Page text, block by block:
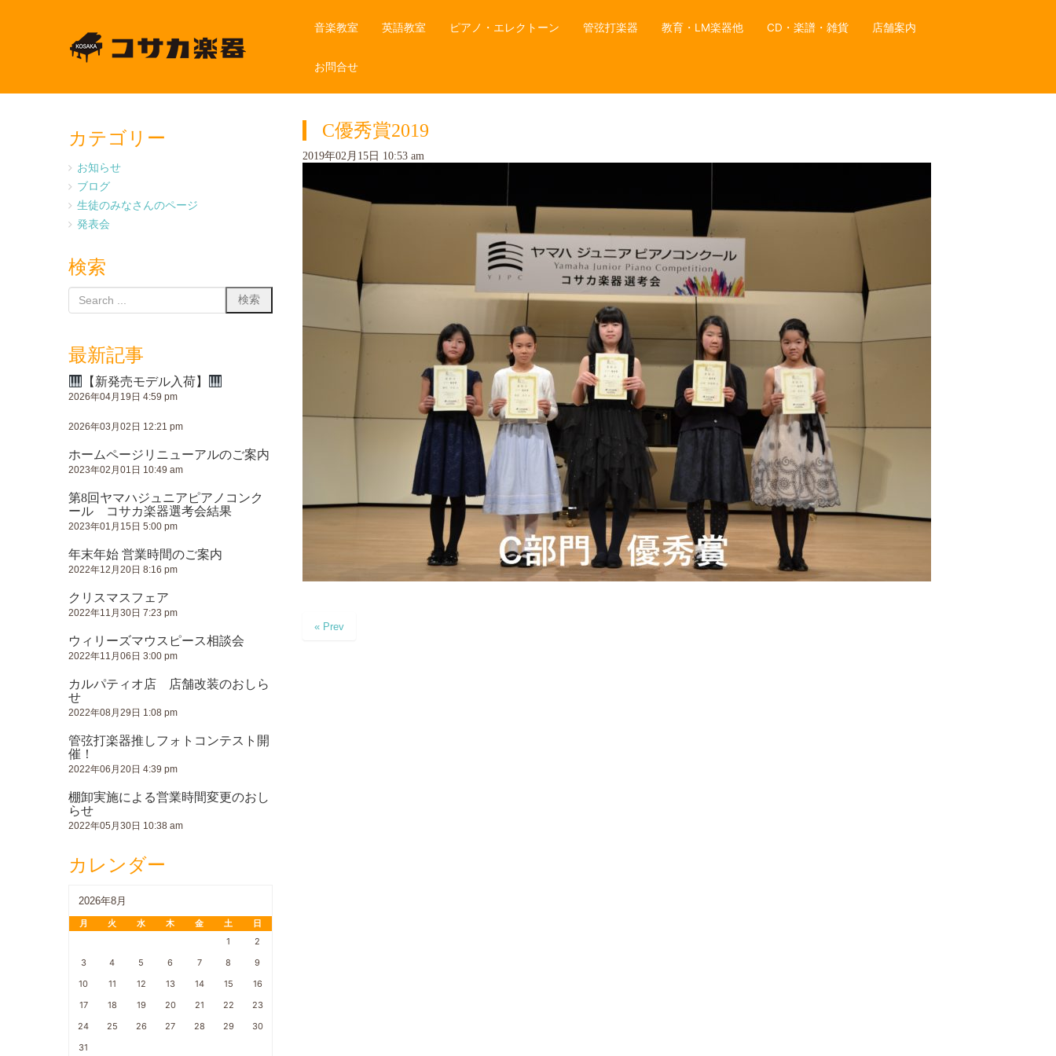
音楽教室 英語教室 ピアノ・エレクトーン 管弦打楽器 教育・LM楽器他 CD・楽譜・雑貨 店舗案内
お問合せ
C優秀賞2019
2019年02月15日 10:53 am
« Prev
カテゴリー
お知らせ
ブログ
生徒のみなさんのページ
発表会
検索
最新記事
【新発売モデル入荷】
2026年04月19日 4:59 pm
2026年03月02日 12:21 pm
ホームページリニューアルのご案内
2023年02月01日 10:49 am
第8回ヤマハジュニアピアノコンク
ール コサカ楽器選考会結果
2023年01月15日 5:00 pm
年末年始 営業時間のご案内
2022年12月20日 8:16 pm
クリスマスフェア
2022年11月30日 7:23 pm
ウィリーズマウスピース相談会
2022年11月06日 3:00 pm
カルパティオ店 店舗改装のおしら
せ
2022年08月29日 1:08 pm
管弦打楽器推しフォトコンテスト開
催！
2022年06月20日 4:39 pm
棚卸実施による営業時間変更のおし
らせ
2022年05月30日 10:38 am
カレンダー
2026年8月
月 火 水 木 金 土
日
1
2
3
4 5 6 7 8
9
10
11 12 13 14 15
16
17
18 19 20 21 22
23
24
25 26 27 28 29
30
31